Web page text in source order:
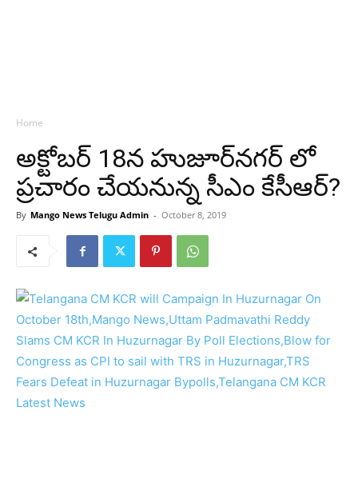
Home
అక్టోబర్ 18న హుజూర్‌నగర్‌ లో
ప్రచారం చేయనున్న సీఎం కేసీఆర్?
By Mango News Telugu Admin - October 8, 2019